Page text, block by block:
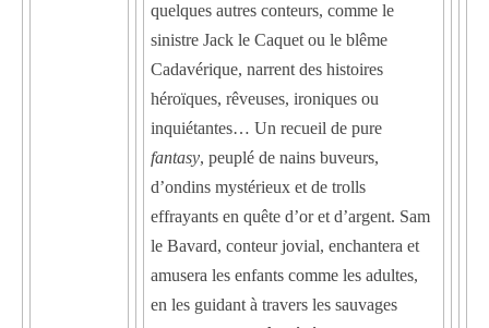
quelques autres conteurs, comme le
sinistre Jack le Caquet ou le blême
Cadavérique, narrent des histoires
héroïques, rêveuses, ironiques ou
inquiétantes… Un recueil de pure
fantasy, peuplé de nains buveurs,
d’ondins mystérieux et de trolls
effrayants en quête d’or et d’argent. Sam
le Bavard, conteur jovial, enchantera et
amusera les enfants comme les adultes,
en les guidant à travers les sauvages